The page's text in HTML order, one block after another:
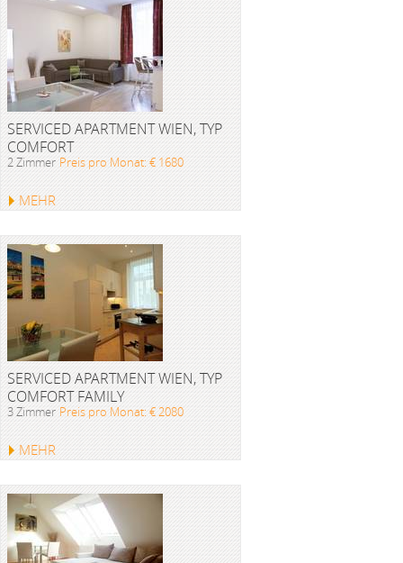
SERVICED APARTMENT WIEN, TYP
COMFORT
2 Zimmer Preis pro Monat: € 1680
MEHR
SERVICED APARTMENT WIEN, TYP
COMFORT FAMILY
3 Zimmer Preis pro Monat: € 2080
MEHR